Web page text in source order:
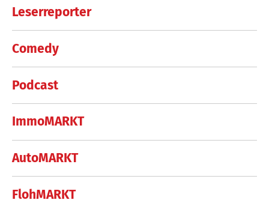
Leserreporter
Comedy
Podcast
ImmoMARKT
AutoMARKT
FlohMARKT